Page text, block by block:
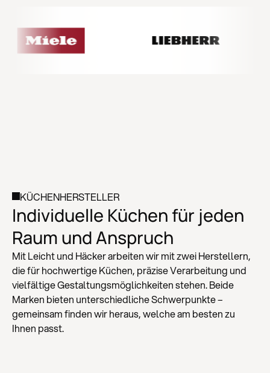
KÜCHENHERSTELLER
Individuelle Küchen für jeden
Raum und Anspruch
Mit Leicht und Häcker arbeiten wir mit zwei Herstellern,
die für hochwertige Küchen, präzise Verarbeitung und
vielfältige Gestaltungsmöglichkeiten stehen. Beide
Marken bieten unterschiedliche Schwerpunkte –
gemeinsam finden wir heraus, welche am besten zu
Ihnen passt.